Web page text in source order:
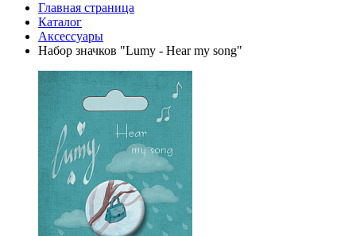
Главная страница
Каталог
Аксессуары
Набор значков "Lumy - Hear my song"